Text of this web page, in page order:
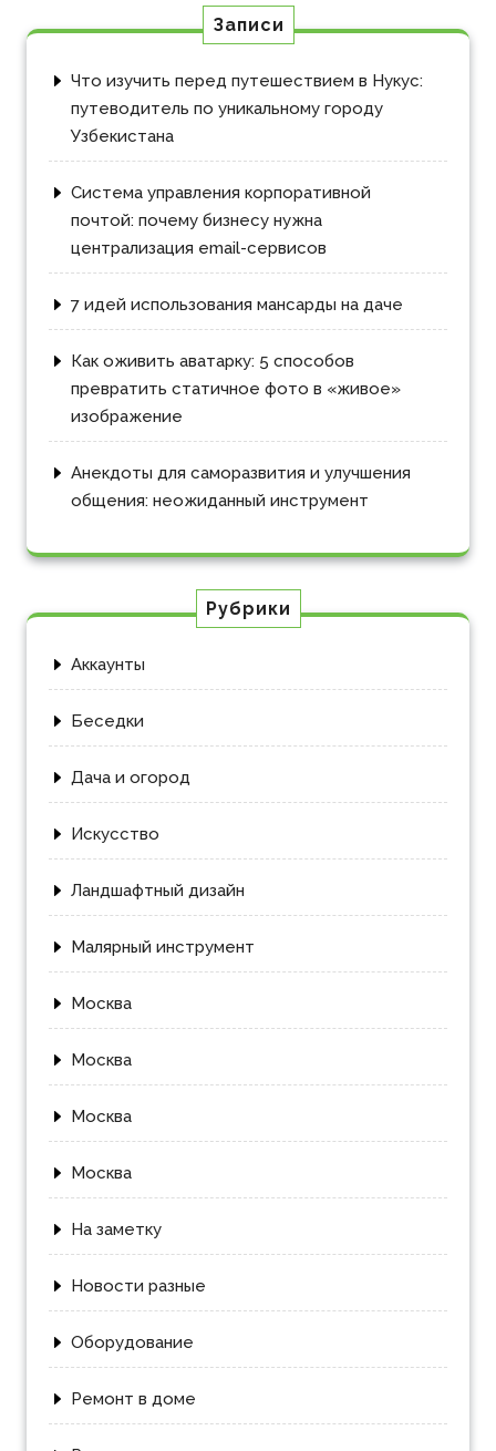
Записи
Что изучить перед путешествием в Нукус:
путеводитель по уникальному городу
Узбекистана
Система управления корпоративной
почтой: почему бизнесу нужна
централизация email-сервисов
7 идей использования мансарды на даче
Как оживить аватарку: 5 способов
превратить статичное фото в «живое»
изображение
Анекдоты для саморазвития и улучшения
общения: неожиданный инструмент
Рубрики
Аккаунты
Беседки
Дача и огород
Искусство
Ландшафтный дизайн
Малярный инструмент
Москва
Москва
Москва
Москва
На заметку
Новости разные
Оборудование
Ремонт в доме